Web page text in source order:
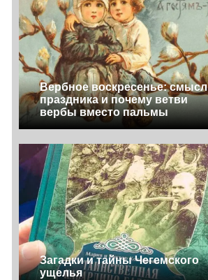
Вербное воскресенье: смысл
праздника и почему ветви
вербы вместо пальмы
Загадки и тайны Чегемского
ущелья